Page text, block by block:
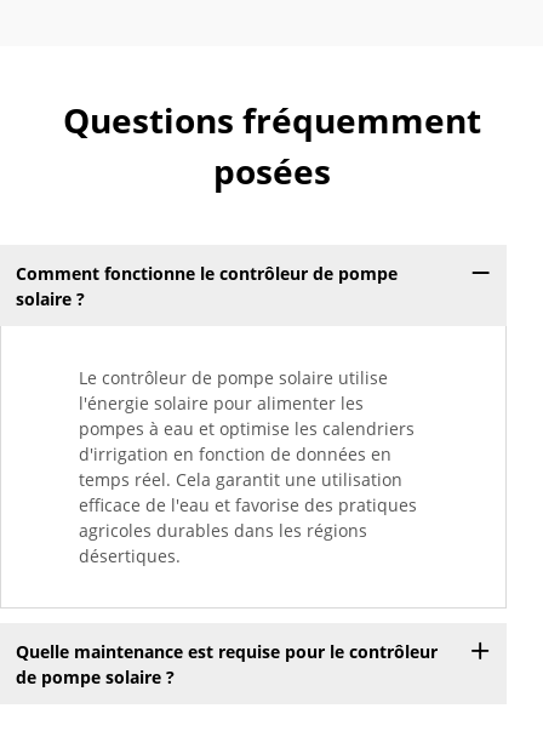
Questions fréquemment
posées
Comment fonctionne le contrôleur de pompe
solaire ?
Le contrôleur de pompe solaire utilise
l'énergie solaire pour alimenter les
pompes à eau et optimise les calendriers
d'irrigation en fonction de données en
temps réel. Cela garantit une utilisation
efficace de l'eau et favorise des pratiques
agricoles durables dans les régions
désertiques.
Quelle maintenance est requise pour le contrôleur
de pompe solaire ?